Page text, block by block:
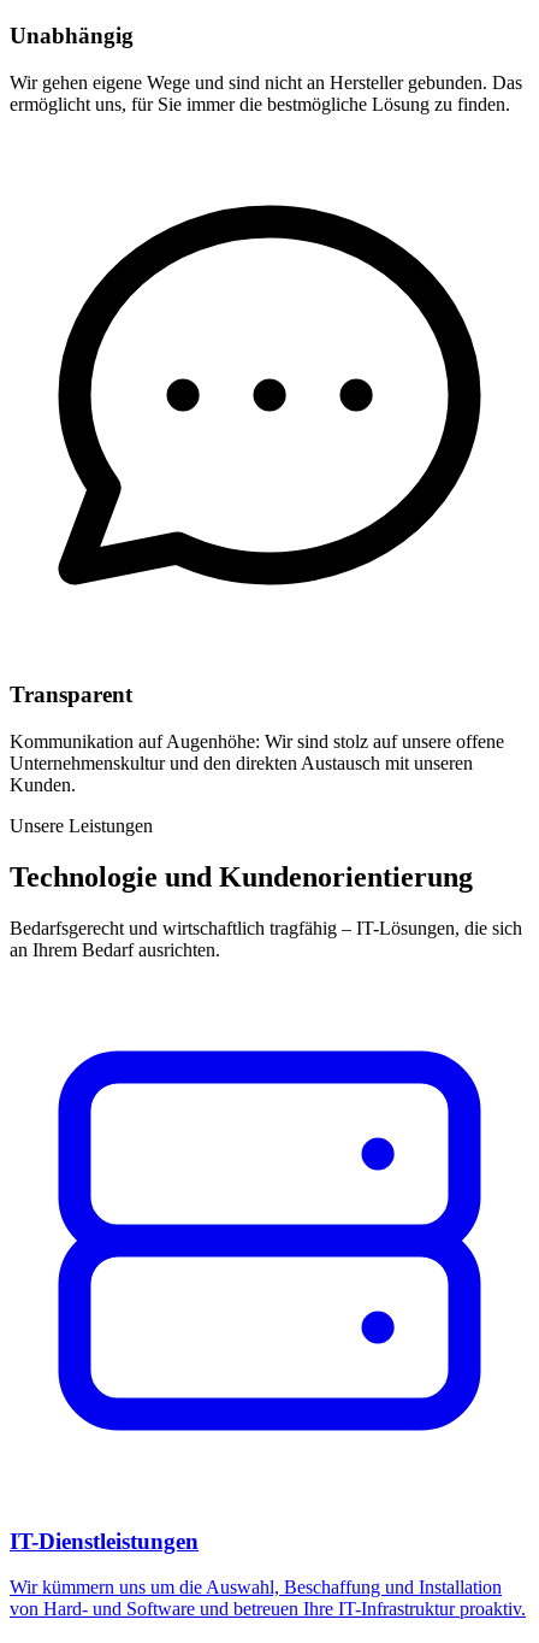
Unabhängig
Wir gehen eigene Wege und sind nicht an Hersteller gebunden. Das
ermöglicht uns, für Sie immer die bestmögliche Lösung zu finden.
Transparent
Kommunikation auf Augenhöhe: Wir sind stolz auf unsere offene
Unternehmenskultur und den direkten Austausch mit unseren
Kunden.
Unsere Leistungen
Technologie und Kundenorientierung
Bedarfsgerecht und wirtschaftlich tragfähig – IT-Lösungen, die sich
an Ihrem Bedarf ausrichten.
IT-Dienstleistungen
Wir kümmern uns um die Auswahl, Beschaffung und Installation
von Hard- und Software und betreuen Ihre IT-Infrastruktur proaktiv.